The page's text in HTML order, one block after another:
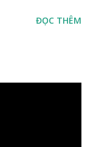
Nam Á. Ở Việt
ĐỌC THÊM